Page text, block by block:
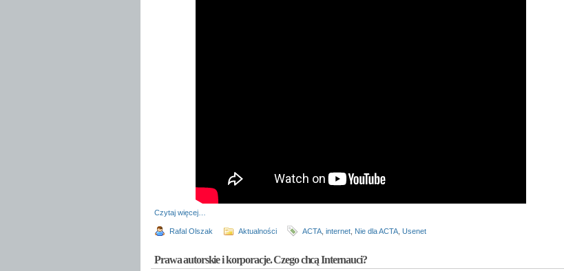
Czytaj więcej…
Rafal Olszak Aktualności ACTA internet Nie dla ACTA Usenet
Prawa autorskie i korporacje. Czego chcą Internauci?